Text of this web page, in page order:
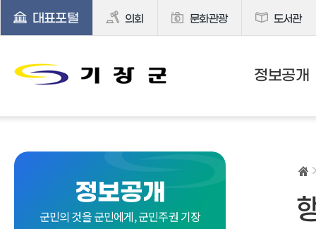
대표포털 의회 문화관광 도서관
정보공개
정보공개
군민의 것을 군민에게, 군민주권 기장